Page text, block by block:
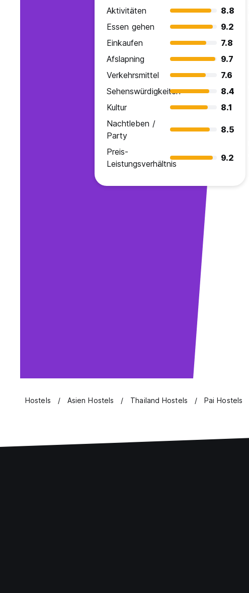
Aktivitäten
8.8
Essen gehen
9.2
Einkaufen
7.8
Afslapning
9.7
Verkehrsmittel
7.6
Sehenswürdigkeiten
8.4
Kultur
8.1
Nachtleben /
Party
8.5
Preis-
Leistungsverhältnis
9.2
Hostels Asien Hostels Thailand Hostels Pai Hostels